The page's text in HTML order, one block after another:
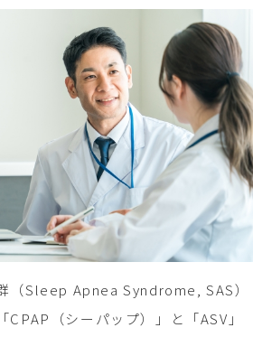
（Sleep Apnea Syndrome, SAS）
CPAP（シーパップ）」と「ASV」